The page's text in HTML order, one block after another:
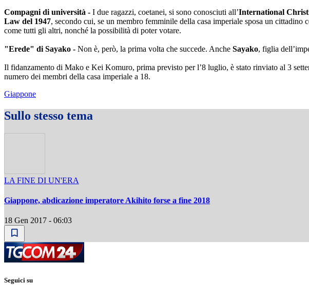
Compagni di università - I due ragazzi, coetanei, si sono conosciuti all’International
Law del 1947, secondo cui, se un membro femminile della casa imperiale sposa un
come tutti gli altri, nonché la possibilità di poter votare.
"Erede" di Sayako - Non è, però, la prima volta che succede. Anche Sayako, figlia
Il fidanzamento di Mako e Kei Komuro, prima previsto per l’8 luglio, è stato rinviato al 3
numero dei membri della casa imperiale a 18.
Giappone
Sullo stesso tema
LA FINE DI UN'ERA
Giappone, abdicazione imperatore Akihito forse a fine 2018
18 Gen 2017 - 06:03
Seguici su